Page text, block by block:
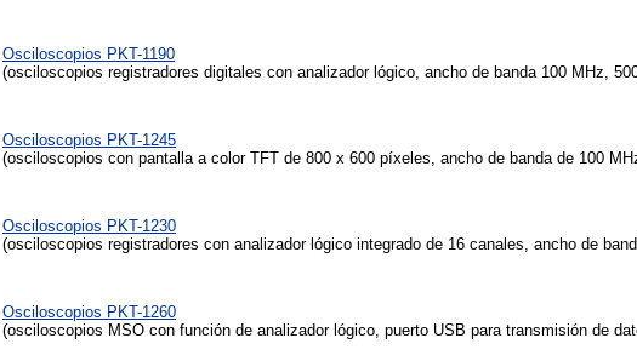
Osciloscopios PKT-1190
(osciloscopios registradores digitales con analizador lógico, ancho de banda 100 MHz,
Osciloscopios PKT-1245
(osciloscopios con pantalla a color TFT de 800 x 600 píxeles, ancho de banda de 100
Osciloscopios PKT-1230
(osciloscopios registradores con analizador lógico integrado de 16 canales, ancho de
Osciloscopios PKT-1260
(osciloscopios MSO con función de analizador lógico, puerto USB para transmisión de